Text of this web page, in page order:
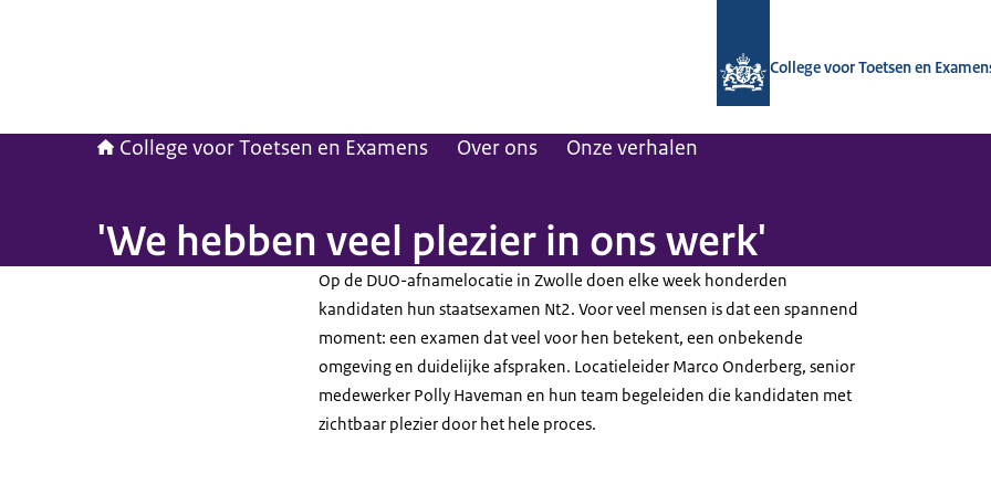
College voor Toetsen en
College voor Toetsen en Examens Over ons Onze verhalen
'We hebben veel plezier in ons werk'
Op de DUO-afnamelocatie in Zwolle doen elke week honderden
kandidaten hun staatsexamen Nt2. Voor veel mensen is dat een spannend
moment: een examen dat veel voor hen betekent, een onbekende
omgeving en duidelijke afspraken. Locatieleider Marco Onderberg, senior
medewerker Polly Haveman en hun team begeleiden die kandidaten met
zichtbaar plezier door het hele proces.